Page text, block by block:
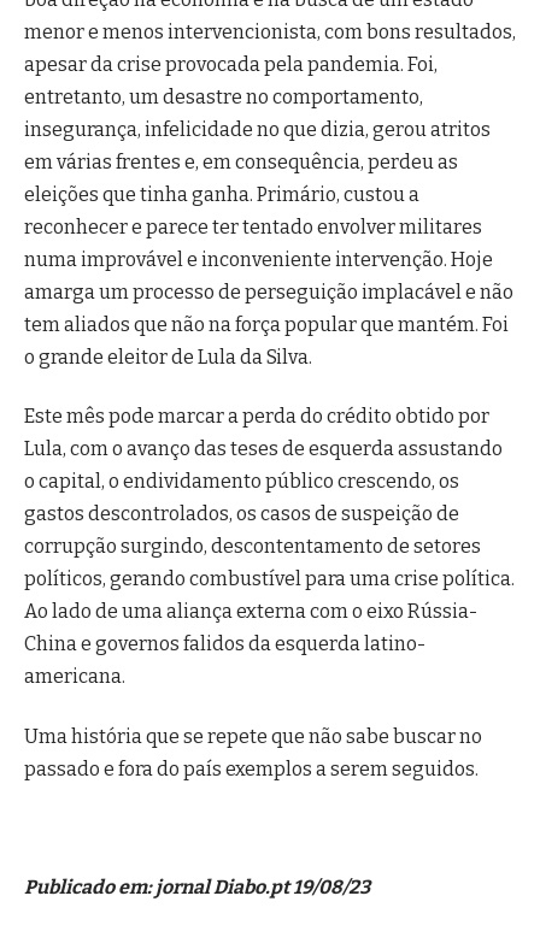
menor e menos intervencionista, com bons resultados,
apesar da crise provocada pela pandemia. Foi,
entretanto, um desastre no comportamento,
insegurança, infelicidade no que dizia, gerou atritos
em várias frentes e, em consequência, perdeu as
eleições que tinha ganha. Primário, custou a
reconhecer e parece ter tentado envolver militares
numa improvável e inconveniente intervenção. Hoje
amarga um processo de perseguição implacável e não
tem aliados que não na força popular que mantém. Foi
o grande eleitor de Lula da Silva.
Este mês pode marcar a perda do crédito obtido por
Lula, com o avanço das teses de esquerda assustando
o capital, o endividamento público crescendo, os
gastos descontrolados, os casos de suspeição de
corrupção surgindo, descontentamento de setores
políticos, gerando combustível para uma crise política.
Ao lado de uma aliança externa com o eixo Rússia-
China e governos falidos da esquerda latino-
americana.
Uma história que se repete que não sabe buscar no
passado e fora do país exemplos a serem seguidos.
Publicado em: jornal Diabo.pt 19/08/23